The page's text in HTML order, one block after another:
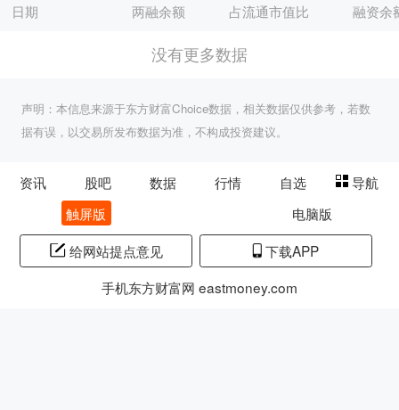
日期 两融余额 占流通市值比 融资余
没有更多数据
声明：本信息来源于东方财富Choice数据，相关数据仅供参考，若数
据有误，以交易所发布数据为准，不构成投资建议。
资讯 股吧 数据 行情 自选
导航
触屏版
电脑版
给网站提点意见
下载APP
手机东方财富网 eastmoney.com